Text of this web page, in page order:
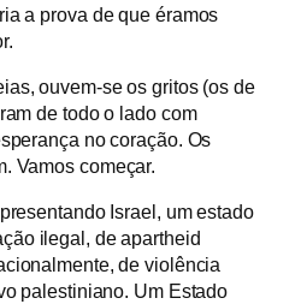
a prova de que éramos
ouvem-se os gritos (os de
de todo o lado com
no coração. Os
Vamos começar.
Israel, um estado
ilegal, de apartheid
de violência
palestiniano. Um Estado